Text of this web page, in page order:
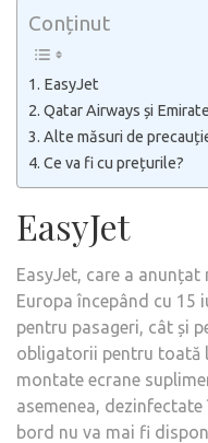
Conținut
EasyJet
Qatar Airways și
Alte măsuri de
Ce va fi cu prețurile?
EasyJet
EasyJet, care a
Europa începând cu 15
pentru pasageri, cât și
obligatorii pentru toată
montate ecrane
asemenea,
bord nu va mai fi